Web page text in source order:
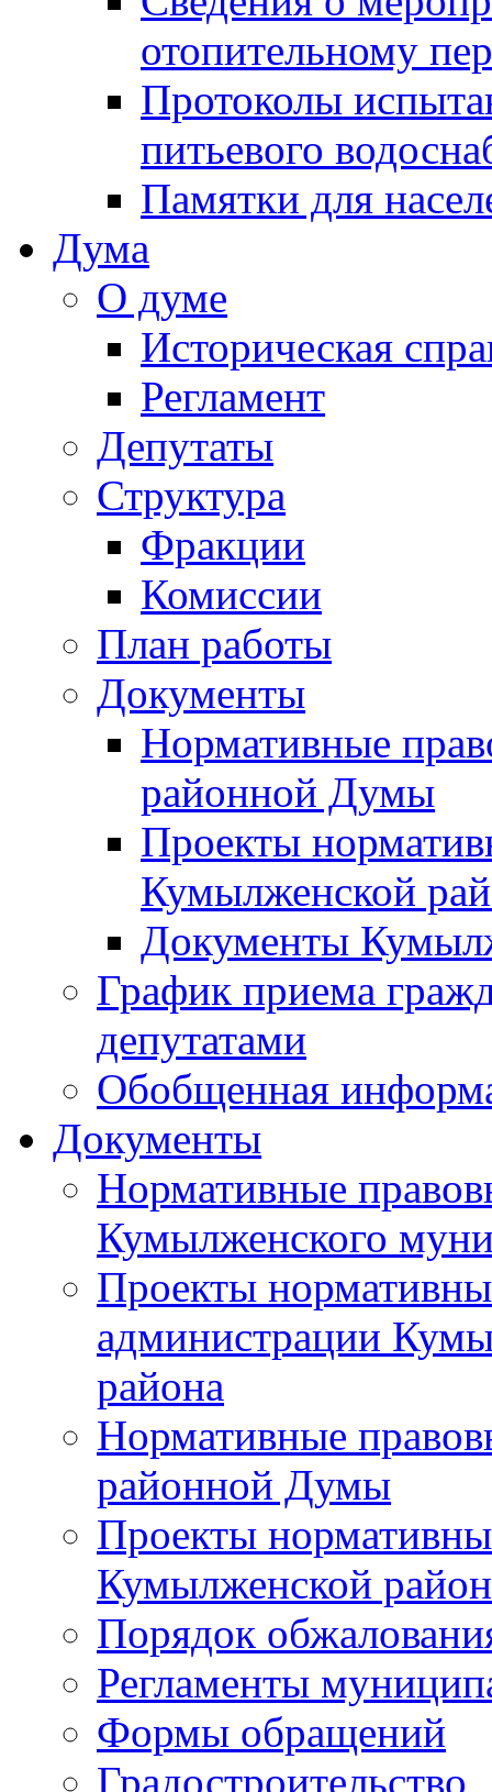
отопительному
Протоколы
питьевого
Памятки для
Дума
О думе
Историческая
Регламент
Депутаты
Структура
Фракции
Комиссии
План работы
Документы
Нормативные
районной Думы
Проекты
Кумылженской
Документы
График приема
депутатами
Обобщенная
Документы
Нормативные
Кумылженского
Проекты
администрации
района
Нормативные
районной Думы
Проекты
Кумылженской
Порядок
Регламенты
Формы обращений
Градостроительство